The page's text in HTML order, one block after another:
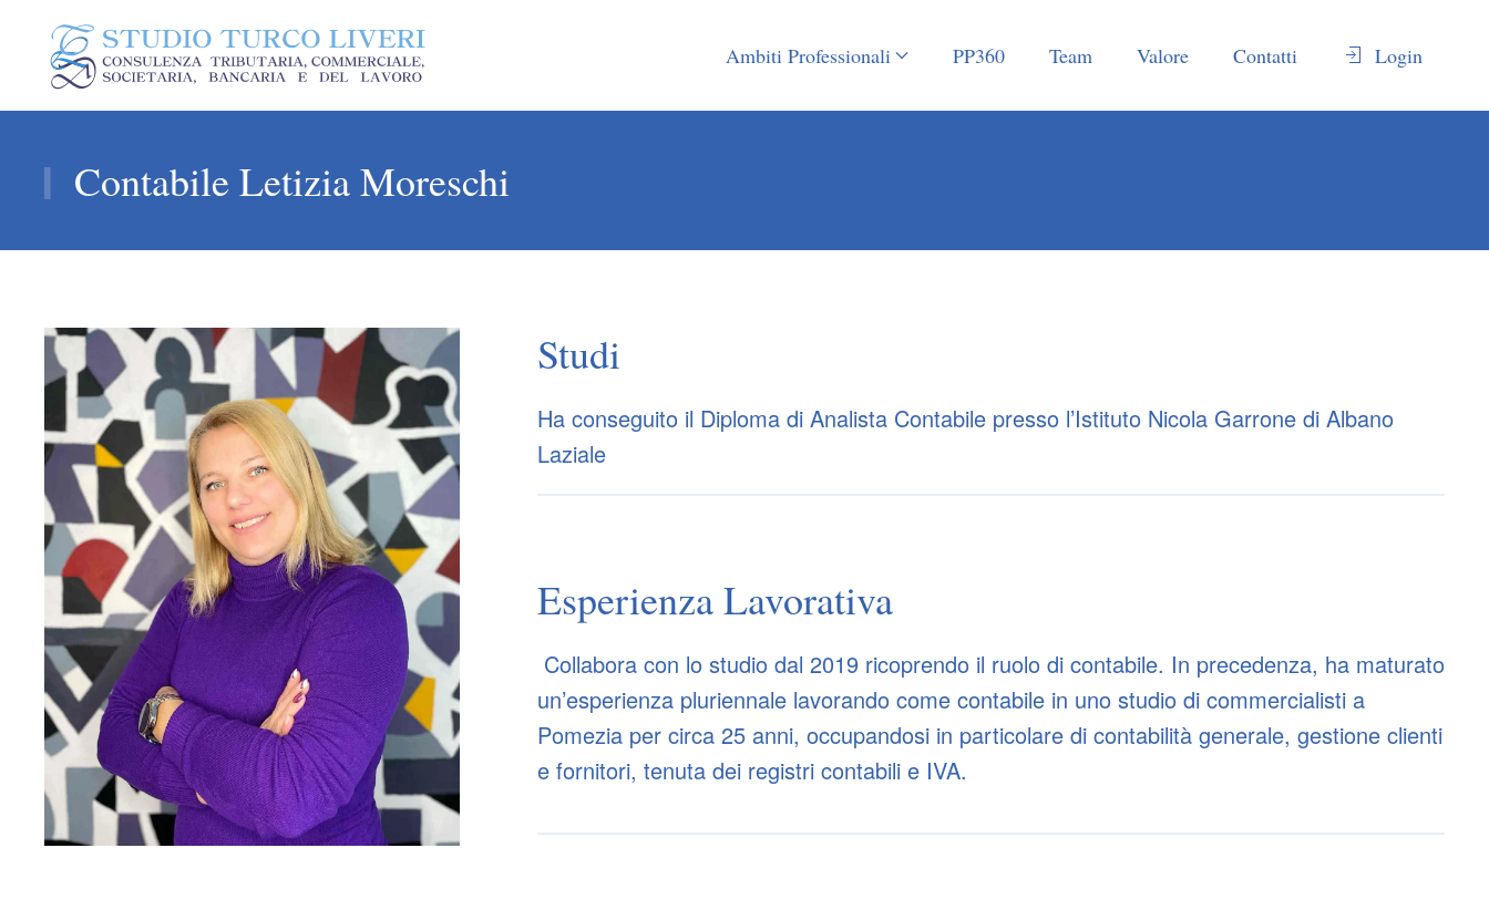
Ambiti Professionali PP360 Team Valore Contatti Login
Contabile Letizia Moreschi
Studi
Ha conseguito il Diploma di Analista Contabile presso l’Istituto Nicola Garrone di Albano
Laziale
Esperienza Lavorativa
Collabora con lo studio dal 2019 ricoprendo il ruolo di contabile. In precedenza, ha maturato
un’esperienza pluriennale lavorando come contabile in uno studio di commercialisti a
Pomezia per circa 25 anni, occupandosi in particolare di contabilità generale, gestione clienti
e fornitori, tenuta dei registri contabili e IVA.